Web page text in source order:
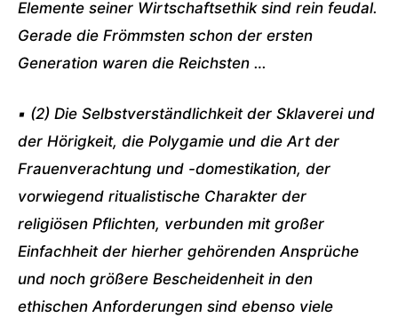
Elemente seiner Wirtschaftsethik sind rein feudal.
Gerade die Frömmsten schon der ersten
Generation waren die Reichsten …
▪ (2) Die Selbstverständlichkeit der Sklaverei und
der Hörigkeit, die Polygamie und die Art der
Frauenverachtung und -domestikation, der
vorwiegend ritualistische Charakter der
religiösen Pflichten, verbunden mit großer
Einfachheit der hierher gehörenden Ansprüche
und noch größere Bescheidenheit in den
ethischen Anforderungen sind ebenso viele